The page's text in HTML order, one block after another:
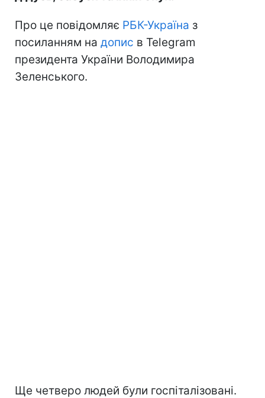
Про це повідомляє РБК-Україна з
посиланням на допис в Telegram
президента України Володимира
Зеленського.
Ще четверо людей були госпіталізовані.